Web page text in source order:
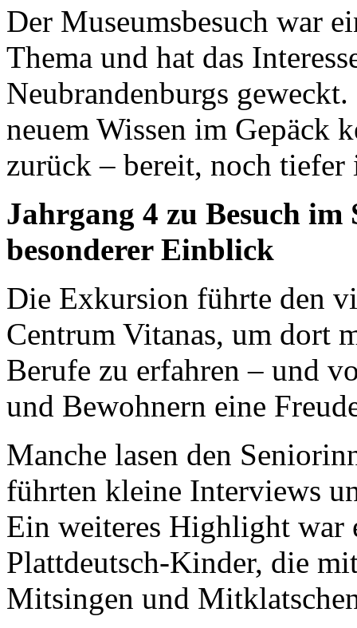
Der Museumsbesuch war
Thema und hat das
Neubrandenburgs
neuem Wissen im Gepäck
zurück – bereit, noch tiefer
Jahrgang 4 zu Besuch
besonderer Einblick
Die Exkursion führte den
Centrum Vitanas, um dort
Berufe zu erfahren – und
und Bewohnern eine
Manche lasen den
führten kleine Interviews
Ein weiteres Highlight war
Plattdeutsch-Kinder, die
Mitsingen und